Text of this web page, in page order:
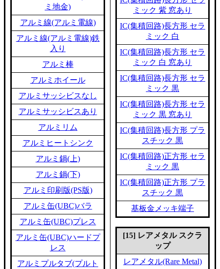
ミ地金)
アルミ線(アルミ電線)
アルミ線(アルミ電線)鉄
入り
アルミ棒
アルミホイール
アルミサッシビスなし
アルミサッシビスあり
アルミリム
アルミヒートシンク
アルミ鍋(上)
アルミ鍋(下)
アルミ印刷版(PS版)
アルミ缶(UBC)バラ
アルミ缶(UBC)プレス
アルミ缶(UBC)ハードプ
レス
アルミプルタブ(プルト
ミック 紫 窓あり
IC(集積回路)長方形 セラ
ミック 白
IC(集積回路)長方形 セラ
ミック 白 窓あり
IC(集積回路)長方形 セラ
ミック 黒
IC(集積回路)長方形 セラ
ミック 黒 窓あり
IC(集積回路)長方形 プラ
スチック 黒
IC(集積回路)正方形 セラ
ミック 黒
IC(集積回路)正方形 プラ
スチック 黒
基板金メッキ端子
[15] レアメタル スクラ
ップ
レアメタル(Rare Metal)